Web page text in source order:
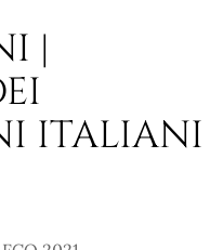
|
ITALIANI